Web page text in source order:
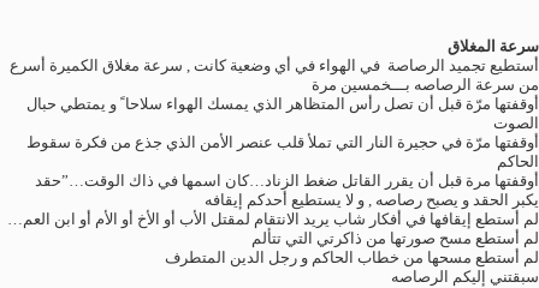
سرعة المغلاق
أستطيع تجميد الرصاصة في الهواء في أي وضعية كانت , سرعة مغلاق الكميرة أسرع
من سرعة الرصاصه بـــخمسين مرة
أوقفتها مرّة قبل أن تصل رأس المتظاهر الذي يمسك الهواء سلاحا ً و يمتطي حبال
الصوت
أوقفتها مرّة في حجيرة النار التي تملأ قلب عنصر الأمن الذي جذع من فكرة سقوط
الحاكم
أوقفتها مرة قبل أن يقرر القاتل ضغط الزناد…كان اسمها في ذاك الوقت…”حقد
يكبر الحقد و يصبح رصاصه , و لا يستطيع أحدكم إيقافه
لم أستطع إيقافها في أفكار شاب يريد الانتقام لمقتل الأب أو الأخ أو الأم أو ابن العم…
لم أستطع مسح صورتها من ذاكرتي التي تتألم
لم أستطع مسحها من خطاب الحاكم و رجل الدين المتطرف
سبقتني إليكم الرصاصه